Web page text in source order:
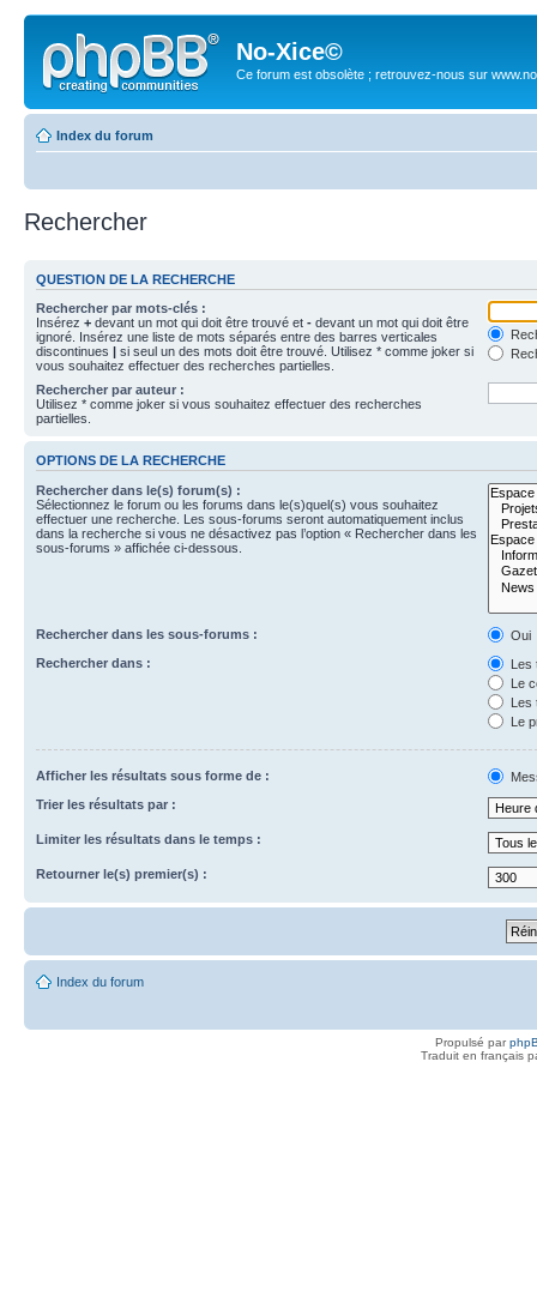
No-Xice©
Ce forum est obsolète ; retrouvez-nous sur
Index du forum
Rechercher
QUESTION DE LA RECHERCHE
Rechercher par mots-clés :
Insérez + devant un mot qui doit être trouvé et - devant un mot qui doit être
ignoré. Insérez une liste de mots séparés entre des barres verticales
discontinues | si seul un des mots doit être trouvé. Utilisez * comme joker si
vous souhaitez effectuer des recherches partielles.
Rechercher par auteur :
Utilisez * comme joker si vous souhaitez effectuer des recherches
partielles.
OPTIONS DE LA RECHERCHE
Rechercher dans le(s) forum(s) :
Sélectionnez le forum ou les forums dans le(s)quel(s) vous souhaitez
effectuer une recherche. Les sous-forums seront automatiquement inclus
dans la recherche si vous ne désactivez pas l’option « Rechercher dans les
sous-forums » affichée ci-dessous.
Rechercher dans les sous-forums :
Oui
Rechercher dans :
Les
Le
Les
Le
Afficher les résultats sous forme de :
Trier les résultats par :
Limiter les résultats dans le temps :
Retourner le(s) premier(s) :
Index du forum
Propulsé par
Traduit en français